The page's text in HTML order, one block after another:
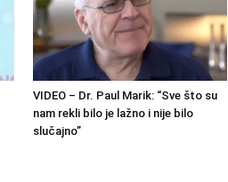
VIDEO – Dr. Paul Marik: “Sve što su
nam rekli bilo je lažno i nije bilo
slučajno”